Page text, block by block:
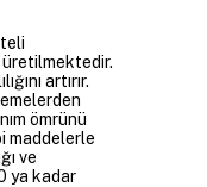
artırır.
ömrünü
maddelerle
ve
ya kadar